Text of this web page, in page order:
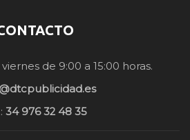
de 9:00 a 15:00 horas.
34 976 32 48 35